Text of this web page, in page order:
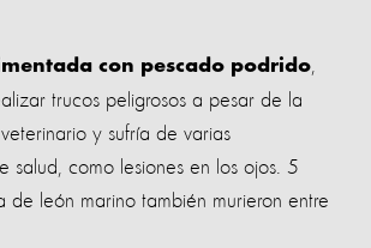
con pescado podrido,
trucos peligrosos a pesar de la
y sufría de varias
salud, como lesiones en los ojos. 5
de león marino también murieron entre